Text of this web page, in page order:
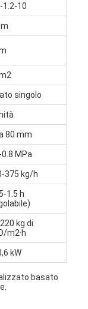
1.2-10
singolo
80 mm
MPa
375 kg/h
1.5 h
kg di
m2·h
kW
basato